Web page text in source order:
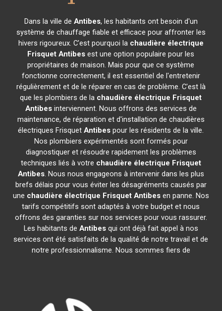
Dans la ville de Antibes, les habitants ont besoin d'un
système de chauffage fiable et efficace pour affronter les
hivers rigoureux. C'est pourquoi la chaudière électrique
Frisquet Antibes est une option populaire pour les
propriétaires de maison. Mais pour que ce système
fonctionne correctement, il est essentiel de l'entretenir
régulièrement et de le réparer en cas de problème. C'est là
que les plombiers de la chaudière électrique Frisquet
Antibesinterviennent. Nous offrons des services de
maintenance, de réparation et d'installation de chaudières
électriques FrisquetAntibes pour les résidents de la ville.
Nos plombiers expérimentés sont formés pour
diagnostiquer et résoudre rapidement les problèmes
techniques liés à votre chaudière électrique Frisquet
Antibes. Nous nous engageons à intervenir dans les plus
brefs délais pour vous éviter les désagréments causés par
une chaudière électrique Frisquet Antibesen panne. Nos
tarifs compétitifs sont adaptés à votre budget et nous
offrons des garanties sur nos services pour vous rassurer.
Les habitants de Antibesqui ont déjà fait appel à nos
services ont été satisfaits de la qualité de notre travail et de
notre professionnalisme. Nous sommes fiers de